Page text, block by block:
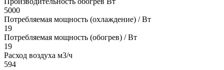
5000
Потребляемая мощность (охлаждение) / Вт
19
Потребляемая мощность (обогрев) / Вт
19
Расход воздуха м3/ч
594